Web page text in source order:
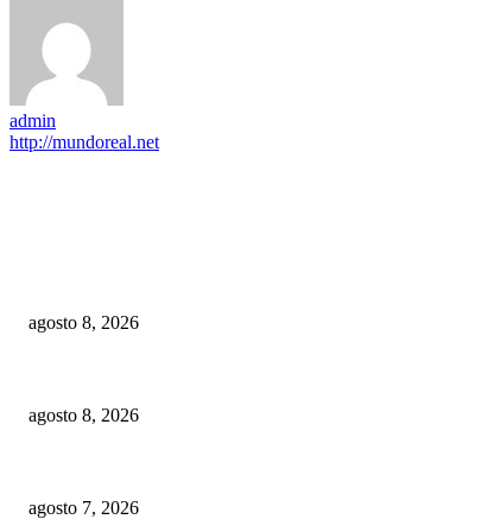
admin
http://mundoreal.net
agosto 8, 2026
agosto 8, 2026
agosto 7, 2026